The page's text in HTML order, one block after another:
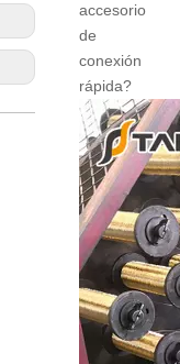
accesorio
de
conexión
rápida?